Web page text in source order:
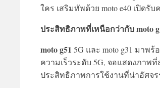
ใคร เสริมทัพด้วย moto e40 เปิด
ประสิทธิภาพที่เหนือกว่ากับ moto
moto g51 5G และ moto g31 มาพ
ความเร็วระดับ 5G, จอแสดงภาพ
ประสิทธิภาพการใช้งานที่น่าอัศจร